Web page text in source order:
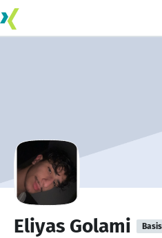
Eliyas Golami Basis